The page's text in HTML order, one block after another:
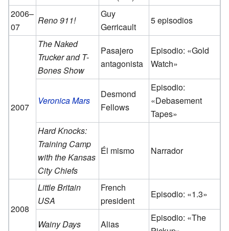
2006–
07
Reno 911!
Guy
Gerricault
5 episodios
2007
The Naked
Trucker and T-
Bones Show
Pasajero
antagonista
Episodio: «Gold
Watch»
Veronica Mars
Desmond
Fellows
Episodio:
«Debasement
Tapes»
Hard Knocks:
Training Camp
with the Kansas
City Chiefs
Él mismo Narrador
2008
Little Britain
USA
French
president
Episodio: «1.3»
Wainy Days Alias
Episodio: «The